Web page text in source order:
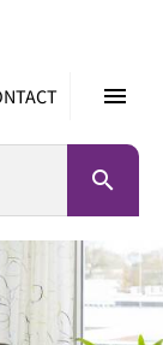
menu
search